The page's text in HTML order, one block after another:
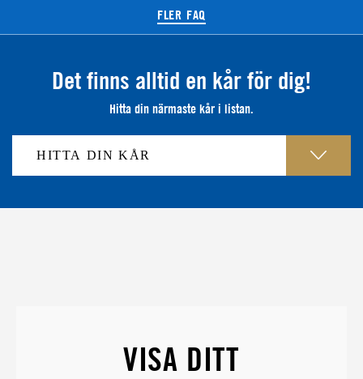
FLER FAQ
Det finns alltid en kår för dig!
Hitta din närmaste kår i listan.
VISA DITT